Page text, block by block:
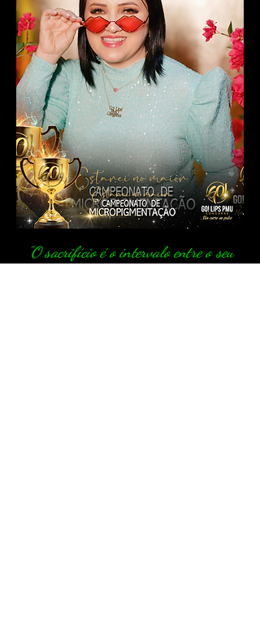
"O sacrifício é o intervalo entre o seu